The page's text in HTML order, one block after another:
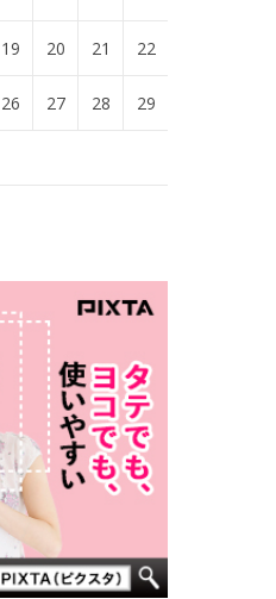
19 20 21 22
26 27 28 29